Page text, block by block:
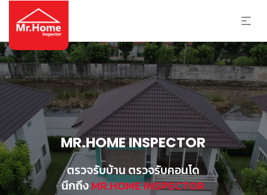
ตรวจรับบ้าน ตรวจรับคอนโด
นึกถึงMR.HOME INSPECTOR
MR.HOME INSPECTOR